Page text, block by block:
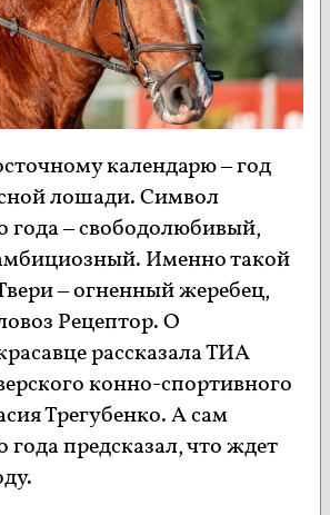
календарю – год
лошади. Символ
года – свободолюбивый,
Именно такой
– огненный жеребец,
Рецептор. О
рассказала ТИА
конно-спортивного
Трегубенко. А сам
года предсказал, что ждет